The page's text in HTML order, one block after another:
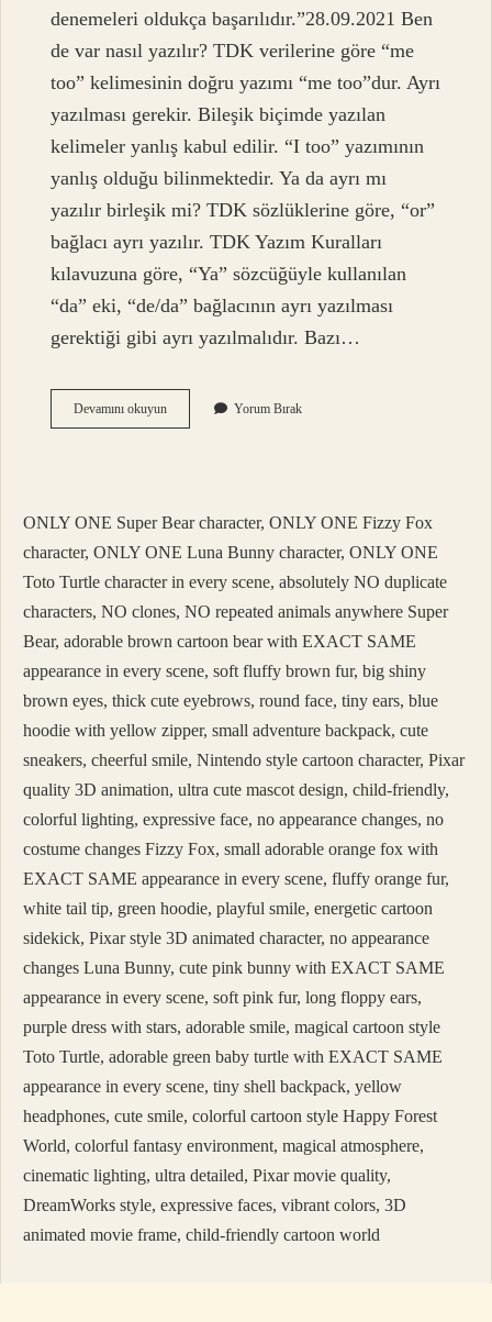
denemeleri oldukça başarılıdır.”28.09.2021 Ben
de var nasıl yazılır? TDK verilerine göre “me
too” kelimesinin doğru yazımı “me too”dur. Ayrı
yazılması gerekir. Bileşik biçimde yazılan
kelimeler yanlış kabul edilir. “I too” yazımının
yanlış olduğu bilinmektedir. Ya da ayrı mı
yazılır birleşik mi? TDK sözlüklerine göre, “or”
bağlacı ayrı yazılır. TDK Yazım Kuralları
kılavuzuna göre, “Ya” sözcüğüyle kullanılan
“da” eki, “de/da” bağlacının ayrı yazılması
gerektiği gibi ayrı yazılmalıdır. Bazı…
Devamını okuyunBen
Var
Yorum Bırak
ONLY ONE Super Bear character, ONLY ONE Fizzy Fox
character, ONLY ONE Luna Bunny character, ONLY ONE
Toto Turtle character in every scene, absolutely NO duplicate
characters, NO clones, NO repeated animals anywhere Super
Bear, adorable brown cartoon bear with EXACT SAME
appearance in every scene, soft fluffy brown fur, big shiny
brown eyes, thick cute eyebrows, round face, tiny ears, blue
hoodie with yellow zipper, small adventure backpack, cute
sneakers, cheerful smile, Nintendo style cartoon character, Pixar
quality 3D animation, ultra cute mascot design, child-friendly,
colorful lighting, expressive face, no appearance changes, no
costume changes Fizzy Fox, small adorable orange fox with
EXACT SAME appearance in every scene, fluffy orange fur,
white tail tip, green hoodie, playful smile, energetic cartoon
sidekick, Pixar style 3D animated character, no appearance
changes Luna Bunny, cute pink bunny with EXACT SAME
appearance in every scene, soft pink fur, long floppy ears,
purple dress with stars, adorable smile, magical cartoon style
Toto Turtle, adorable green baby turtle with EXACT SAME
appearance in every scene, tiny shell backpack, yellow
headphones, cute smile, colorful cartoon style Happy Forest
World, colorful fantasy environment, magical atmosphere,
cinematic lighting, ultra detailed, Pixar movie quality,
DreamWorks style, expressive faces, vibrant colors, 3D
animated movie frame, child-friendly cartoon world